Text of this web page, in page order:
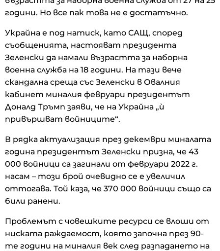
години. Но все пак това не е достатъчно.
Украйна е под натиск, като САЩ, според
съобщенията, настояват президента
Зеленски да намали възрастта за наборна
военна служба на 18 години. На тази вече
скандална среща със Зеленски в Овалния
кабинет миналия февруари президентът
Доналд Тръмп заяви, че на Украйна „ѝ
привършват войниците“.
В рядка актуализация през декември миналата
година президентът Зеленски призна, че 43
000 войници са загинали от февруари 2022 г.
насам – този брой очевидно се е увеличил
оттогава. Той каза, че 370 000 войници също са
били ранени.
Проблемът с човешките ресурси се влоши от
ниската раждаемост, която започна през 90-
те години на миналия век след разпадането на